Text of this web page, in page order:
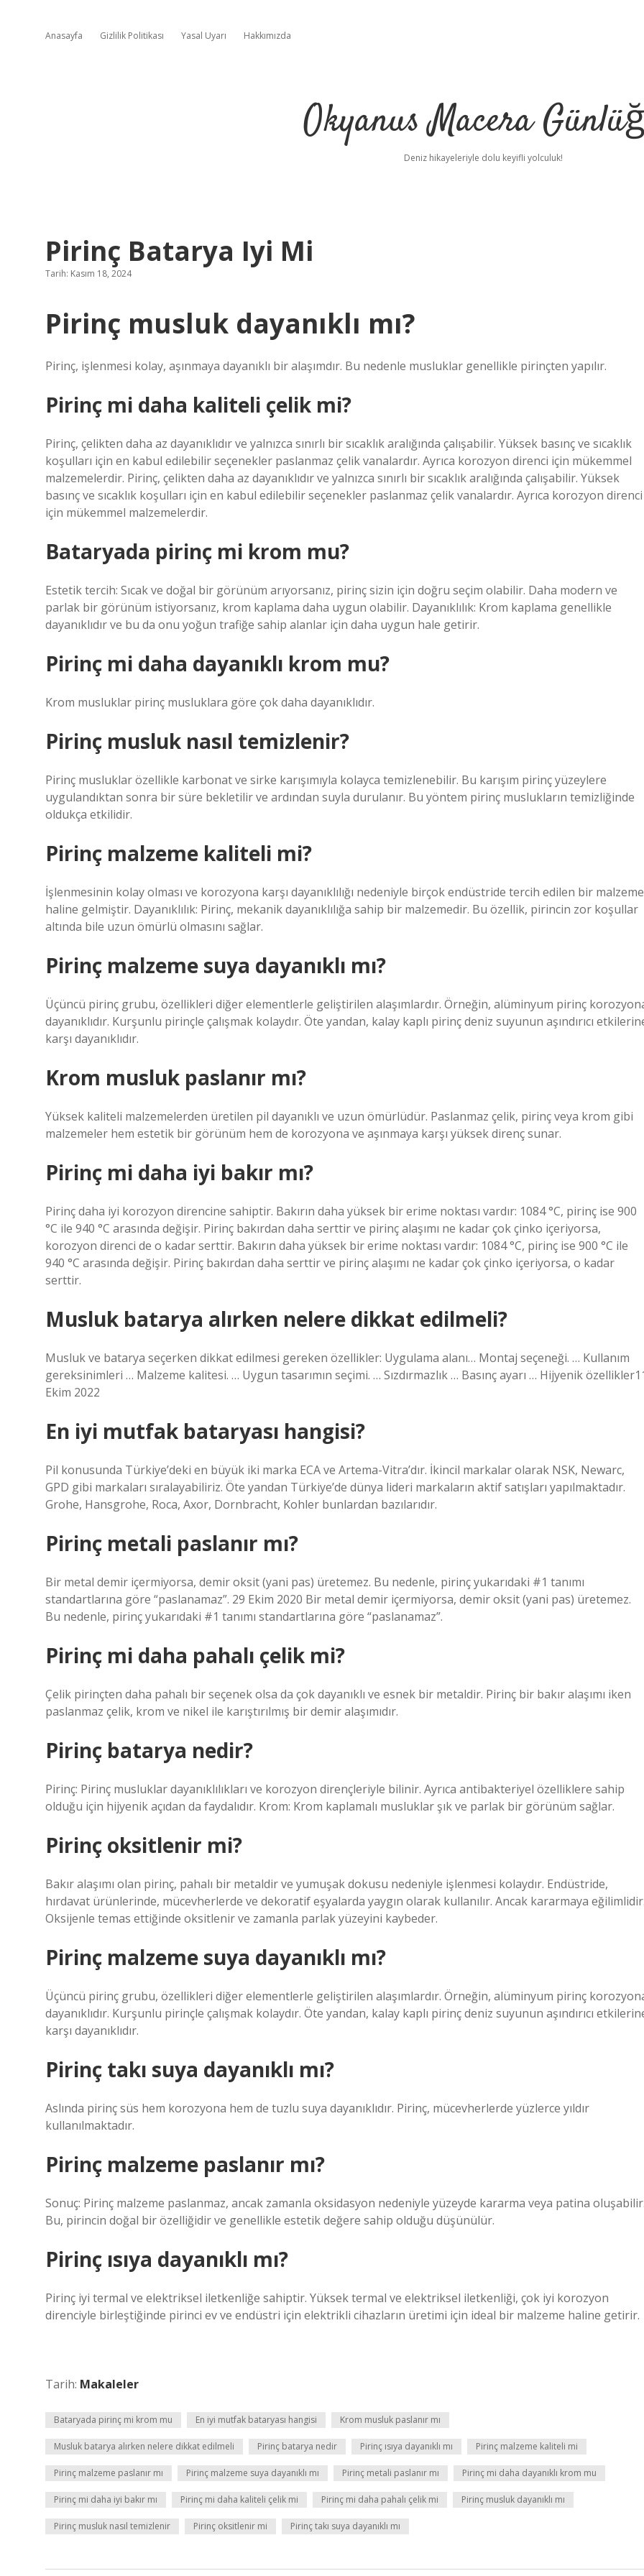
Anasayfa Gizlilik Politikası Yasal Uyarı Hakkımızda
Okyanus Macera
Deniz hikayeleriyle dolu keyifli yolculuk!
Pirinç Batarya Iyi Mi
Tarih: Kasım 18, 2024
Pirinç musluk dayanıklı mı?
Pirinç, işlenmesi kolay, aşınmaya dayanıklı bir alaşımdır. Bu nedenle musluklar genellikle pirinçten yapılır.
Pirinç mi daha kaliteli çelik mi?
Pirinç, çelikten daha az dayanıklıdır ve yalnızca sınırlı bir sıcaklık aralığında çalışabilir. Yüksek basınç ve sıcaklık
koşulları için en kabul edilebilir seçenekler paslanmaz çelik vanalardır. Ayrıca korozyon direnci için mükemmel
malzemelerdir. Pirinç, çelikten daha az dayanıklıdır ve yalnızca sınırlı bir sıcaklık aralığında çalışabilir. Yüksek
basınç ve sıcaklık koşulları için en kabul edilebilir seçenekler paslanmaz çelik vanalardır. Ayrıca korozyon direnci
için mükemmel malzemelerdir.
Bataryada pirinç mi krom mu?
Estetik tercih: Sıcak ve doğal bir görünüm arıyorsanız, pirinç sizin için doğru seçim olabilir. Daha modern ve
parlak bir görünüm istiyorsanız, krom kaplama daha uygun olabilir. Dayanıklılık: Krom kaplama genellikle
dayanıklıdır ve bu da onu yoğun trafiğe sahip alanlar için daha uygun hale getirir.
Pirinç mi daha dayanıklı krom mu?
Krom musluklar pirinç musluklara göre çok daha dayanıklıdır.
Pirinç musluk nasıl temizlenir?
Pirinç musluklar özellikle karbonat ve sirke karışımıyla kolayca temizlenebilir. Bu karışım pirinç yüzeylere
uygulandıktan sonra bir süre bekletilir ve ardından suyla durulanır. Bu yöntem pirinç muslukların temizliğinde
oldukça etkilidir.
Pirinç malzeme kaliteli mi?
İşlenmesinin kolay olması ve korozyona karşı dayanıklılığı nedeniyle birçok endüstride tercih edilen bir malzeme
haline gelmiştir. Dayanıklılık: Pirinç, mekanik dayanıklılığa sahip bir malzemedir. Bu özellik, pirincin zor koşullar
altında bile uzun ömürlü olmasını sağlar.
Pirinç malzeme suya dayanıklı mı?
Üçüncü pirinç grubu, özellikleri diğer elementlerle geliştirilen alaşımlardır. Örneğin, alüminyum pirinç
dayanıklıdır. Kurşunlu pirinçle çalışmak kolaydır. Öte yandan, kalay kaplı pirinç deniz suyunun aşındırıcı
karşı dayanıklıdır.
Krom musluk paslanır mı?
Yüksek kaliteli malzemelerden üretilen pil dayanıklı ve uzun ömürlüdür. Paslanmaz çelik, pirinç veya krom gibi
malzemeler hem estetik bir görünüm hem de korozyona ve aşınmaya karşı yüksek direnç sunar.
Pirinç mi daha iyi bakır mı?
Pirinç daha iyi korozyon direncine sahiptir. Bakırın daha yüksek bir erime noktası vardır: 1084 °C, pirinç ise 900
°C ile 940 °C arasında değişir. Pirinç bakırdan daha serttir ve pirinç alaşımı ne kadar çok çinko içeriyorsa,
korozyon direnci de o kadar serttir. Bakırın daha yüksek bir erime noktası vardır: 1084 °C, pirinç ise 900 °C ile
940 °C arasında değişir. Pirinç bakırdan daha serttir ve pirinç alaşımı ne kadar çok çinko içeriyorsa, o kadar
serttir.
Musluk batarya alırken nelere dikkat edilmeli?
Musluk ve batarya seçerken dikkat edilmesi gereken özellikler: Uygulama alanı… Montaj seçeneği. … Kullanım
gereksinimleri … Malzeme kalitesi. … Uygun tasarımın seçimi. … Sızdırmazlık … Basınç ayarı … Hijyenik
Ekim 2022
En iyi mutfak bataryası hangisi?
Pil konusunda Türkiye’deki en büyük iki marka ECA ve Artema-Vitra’dır. İkincil markalar olarak NSK, Newarc,
GPD gibi markaları sıralayabiliriz. Öte yandan Türkiye’de dünya lideri markaların aktif satışları yapılmaktadır.
Grohe, Hansgrohe, Roca, Axor, Dornbracht, Kohler bunlardan bazılarıdır.
Pirinç metali paslanır mı?
Bir metal demir içermiyorsa, demir oksit (yani pas) üretemez. Bu nedenle, pirinç yukarıdaki #1 tanımı
standartlarına göre “paslanamaz”. 29 Ekim 2020 Bir metal demir içermiyorsa, demir oksit (yani pas) üretemez.
Bu nedenle, pirinç yukarıdaki #1 tanımı standartlarına göre “paslanamaz”.
Pirinç mi daha pahalı çelik mi?
Çelik pirinçten daha pahalı bir seçenek olsa da çok dayanıklı ve esnek bir metaldir. Pirinç bir bakır alaşımı iken
paslanmaz çelik, krom ve nikel ile karıştırılmış bir demir alaşımıdır.
Pirinç batarya nedir?
Pirinç: Pirinç musluklar dayanıklılıkları ve korozyon dirençleriyle bilinir. Ayrıca antibakteriyel özelliklere sahip
olduğu için hijyenik açıdan da faydalıdır. Krom: Krom kaplamalı musluklar şık ve parlak bir görünüm sağlar.
Pirinç oksitlenir mi?
Bakır alaşımı olan pirinç, pahalı bir metaldir ve yumuşak dokusu nedeniyle işlenmesi kolaydır. Endüstride,
hırdavat ürünlerinde, mücevherlerde ve dekoratif eşyalarda yaygın olarak kullanılır. Ancak kararmaya
Oksijenle temas ettiğinde oksitlenir ve zamanla parlak yüzeyini kaybeder.
Pirinç malzeme suya dayanıklı mı?
Üçüncü pirinç grubu, özellikleri diğer elementlerle geliştirilen alaşımlardır. Örneğin, alüminyum pirinç
dayanıklıdır. Kurşunlu pirinçle çalışmak kolaydır. Öte yandan, kalay kaplı pirinç deniz suyunun aşındırıcı
karşı dayanıklıdır.
Pirinç takı suya dayanıklı mı?
Aslında pirinç süs hem korozyona hem de tuzlu suya dayanıklıdır. Pirinç, mücevherlerde yüzlerce yıldır
kullanılmaktadır.
Pirinç malzeme paslanır mı?
Sonuç: Pirinç malzeme paslanmaz, ancak zamanla oksidasyon nedeniyle yüzeyde kararma veya patina
Bu, pirincin doğal bir özelliğidir ve genellikle estetik değere sahip olduğu düşünülür.
Pirinç ısıya dayanıklı mı?
Pirinç iyi termal ve elektriksel iletkenliğe sahiptir. Yüksek termal ve elektriksel iletkenliği, çok iyi korozyon
direnciyle birleştiğinde pirinci ev ve endüstri için elektrikli cihazların üretimi için ideal bir malzeme haline getirir.
Tarih: Makaleler
Bataryada pirinç mi krom mu En iyi mutfak bataryası hangisi Krom musluk paslanır mı
Musluk batarya alırken nelere dikkat edilmeli Pirinç batarya nedir Pirinç ısıya dayanıklı mı Pirinç malzeme kaliteli mi
Pirinç malzeme paslanır mı Pirinç malzeme suya dayanıklı mı Pirinç metali paslanır mı Pirinç mi daha dayanıklı krom mu
Pirinç mi daha iyi bakır mı Pirinç mi daha kaliteli çelik mi Pirinç mi daha pahalı çelik mi Pirinç musluk dayanıklı mı
Pirinç musluk nasıl temizlenir Pirinç oksitlenir mi Pirinç takı suya dayanıklı mı